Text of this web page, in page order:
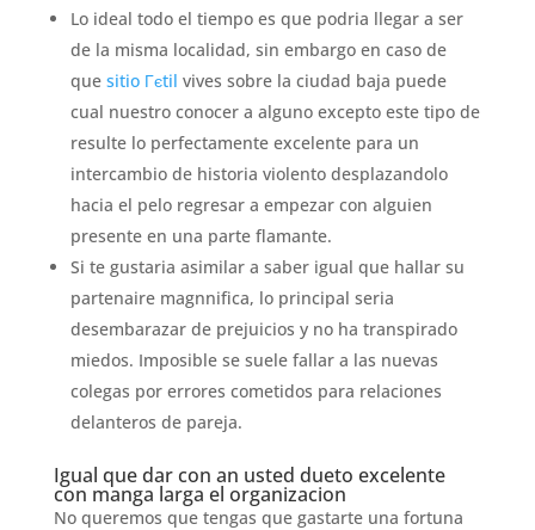
Lo ideal todo el tiempo es que podri­a llegar a ser
de la misma localidad, sin embargo en caso de
que sitio Гєtil vives sobre la ciudad baja puede
cual nuestro conocer a alguno excepto este tipo de
resulte lo perfectamente excelente para un
intercambio de historia violento desplazandolo
hacia el pelo regresar a empezar con alguien
presente en una parte flamante.
Si te gustaria asimilar a saber igual que hallar su
partenaire magnnifica, lo principal seri­a
desembarazar de prejuicios y no ha transpirado
miedos. Imposible se suele fallar a las nuevas
colegas por errores cometidos para relaciones
delanteros de pareja.
Igual que dar con an usted dueto excelente
con manga larga el organizacion
No queremos que tengas que gastarte una fortuna